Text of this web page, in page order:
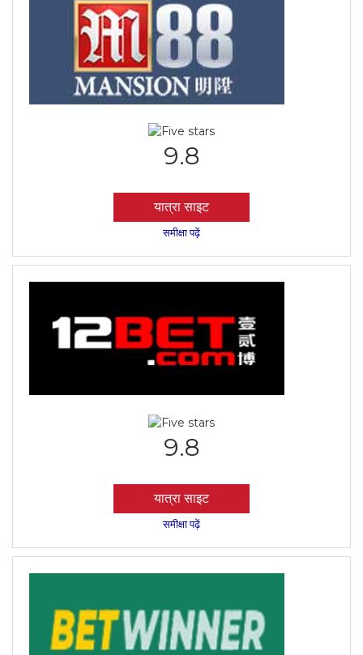
9.8
यात्रा साइट
समीक्षा पढ़ें
9.8
यात्रा साइट
समीक्षा पढ़ें